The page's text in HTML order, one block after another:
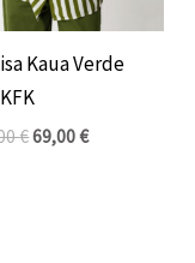
Kaua Verde
€69,00€